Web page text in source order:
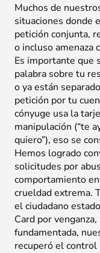
Muchos de
situaciones donde
petición conjunta,
o incluso amenaza
Es importante que
palabra sobre tu
o ya están
petición por tu
cónyuge usa la
manipulación (“te
quiero”), eso se
Hemos logrado
solicitudes por
comportamiento
crueldad extrema.
el ciudadano
Card por
fundamentada,
recuperó el control